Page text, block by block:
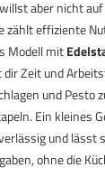
aber nicht
zählt effiziente
Modell mit
Zeit und
und Pesto
Ein kleines
und lässt
ohne die